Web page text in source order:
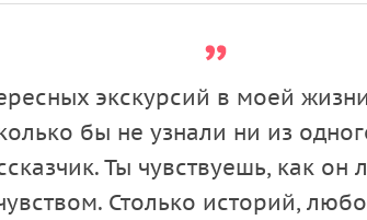
экскурсий в моей
бы не узнали ни из
Ты чувствуешь, как
Столько историй,